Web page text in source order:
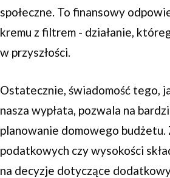
społeczne. To finansowy
kremu z filtrem - działanie,
w przyszłości.
Ostatecznie, świadomość tego,
nasza wypłata, pozwala na
planowanie domowego budżetu.
podatkowych czy wysokości
na decyzje dotyczące